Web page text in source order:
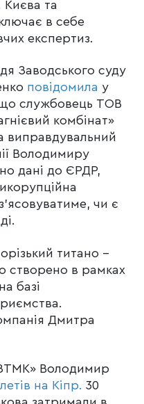
та
в себе
експертиз.
Заводського суду
повідомила у
службовець ТОВ
комбінат»
виправдувальний
Володимиру
дані до ЄРДР,
чи є
титано –
створено в рамках
базі
Дмитра
Володимир
на Кіпр. 30